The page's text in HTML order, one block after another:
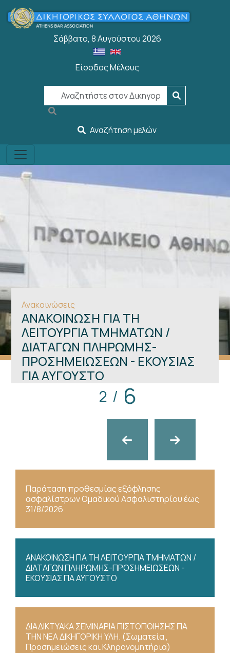
Παράκαμψη προς το κυρίως περιεχόμενο
Σάββατο, 8 Αυγούστου 2026
User account menu
Είσοδος Μέλους
Αναζήτηση μελών
Ανακοινώσεις
ΑΝΑΚΟΙΝΩΣΗ ΓΙΑ ΤΗ
ΛΕΙΤΟΥΡΓΙΑ ΤΜΗΜΑΤΩΝ /
ΔΙΑΤΑΓΩΝ ΠΛΗΡΩΜΗΣ-
ΠΡΟΣΗΜΕΙΩΣΕΩΝ - ΕΚΟΥΣΙΑΣ
ΓΙΑ ΑΥΓΟΥΣΤΟ
2 6
Παράταση προθεσμίας εξόφλησης
ασφαλίστρων Ομαδικού Ασφαλιστηρίου έως
31/8/2026
ΑΝΑΚΟΙΝΩΣΗ ΓΙΑ ΤΗ ΛΕΙΤΟΥΡΓΙΑ ΤΜΗΜΑΤΩΝ /
ΔΙΑΤΑΓΩΝ ΠΛΗΡΩΜΗΣ-ΠΡΟΣΗΜΕΙΩΣΕΩΝ -
ΕΚΟΥΣΙΑΣ ΓΙΑ ΑΥΓΟΥΣΤΟ
ΔΙΑΔΙΚΤΥΑΚΑ ΣΕΜΙΝΑΡΙΑ ΠΙΣΤΟΠΟΙΗΣΗΣ ΓΙΑ
ΤΗΝ ΝΕΑ ΔΙΚΗΓΟΡΙΚΗ ΥΛΗ. (Σωματεία ,
Προσημειώσεις και Κληρονομητήρια)